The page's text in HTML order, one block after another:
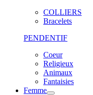
COLLIERS
Bracelets
PENDENTIF
Coeur
Religieux
Animaux
Fantaisies
Femme